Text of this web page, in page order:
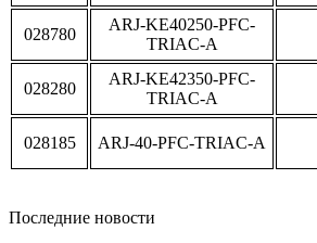
028780
ARJ-KE40250-PFC-
TRIAC-A
028280
ARJ-KE42350-PFC-
TRIAC-A
028185 ARJ-40-PFC-TRIAC-A
Последние новости